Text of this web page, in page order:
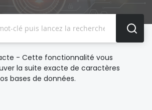
- Cette fonctionnalité vous
la suite exacte de caractères
bases de données.